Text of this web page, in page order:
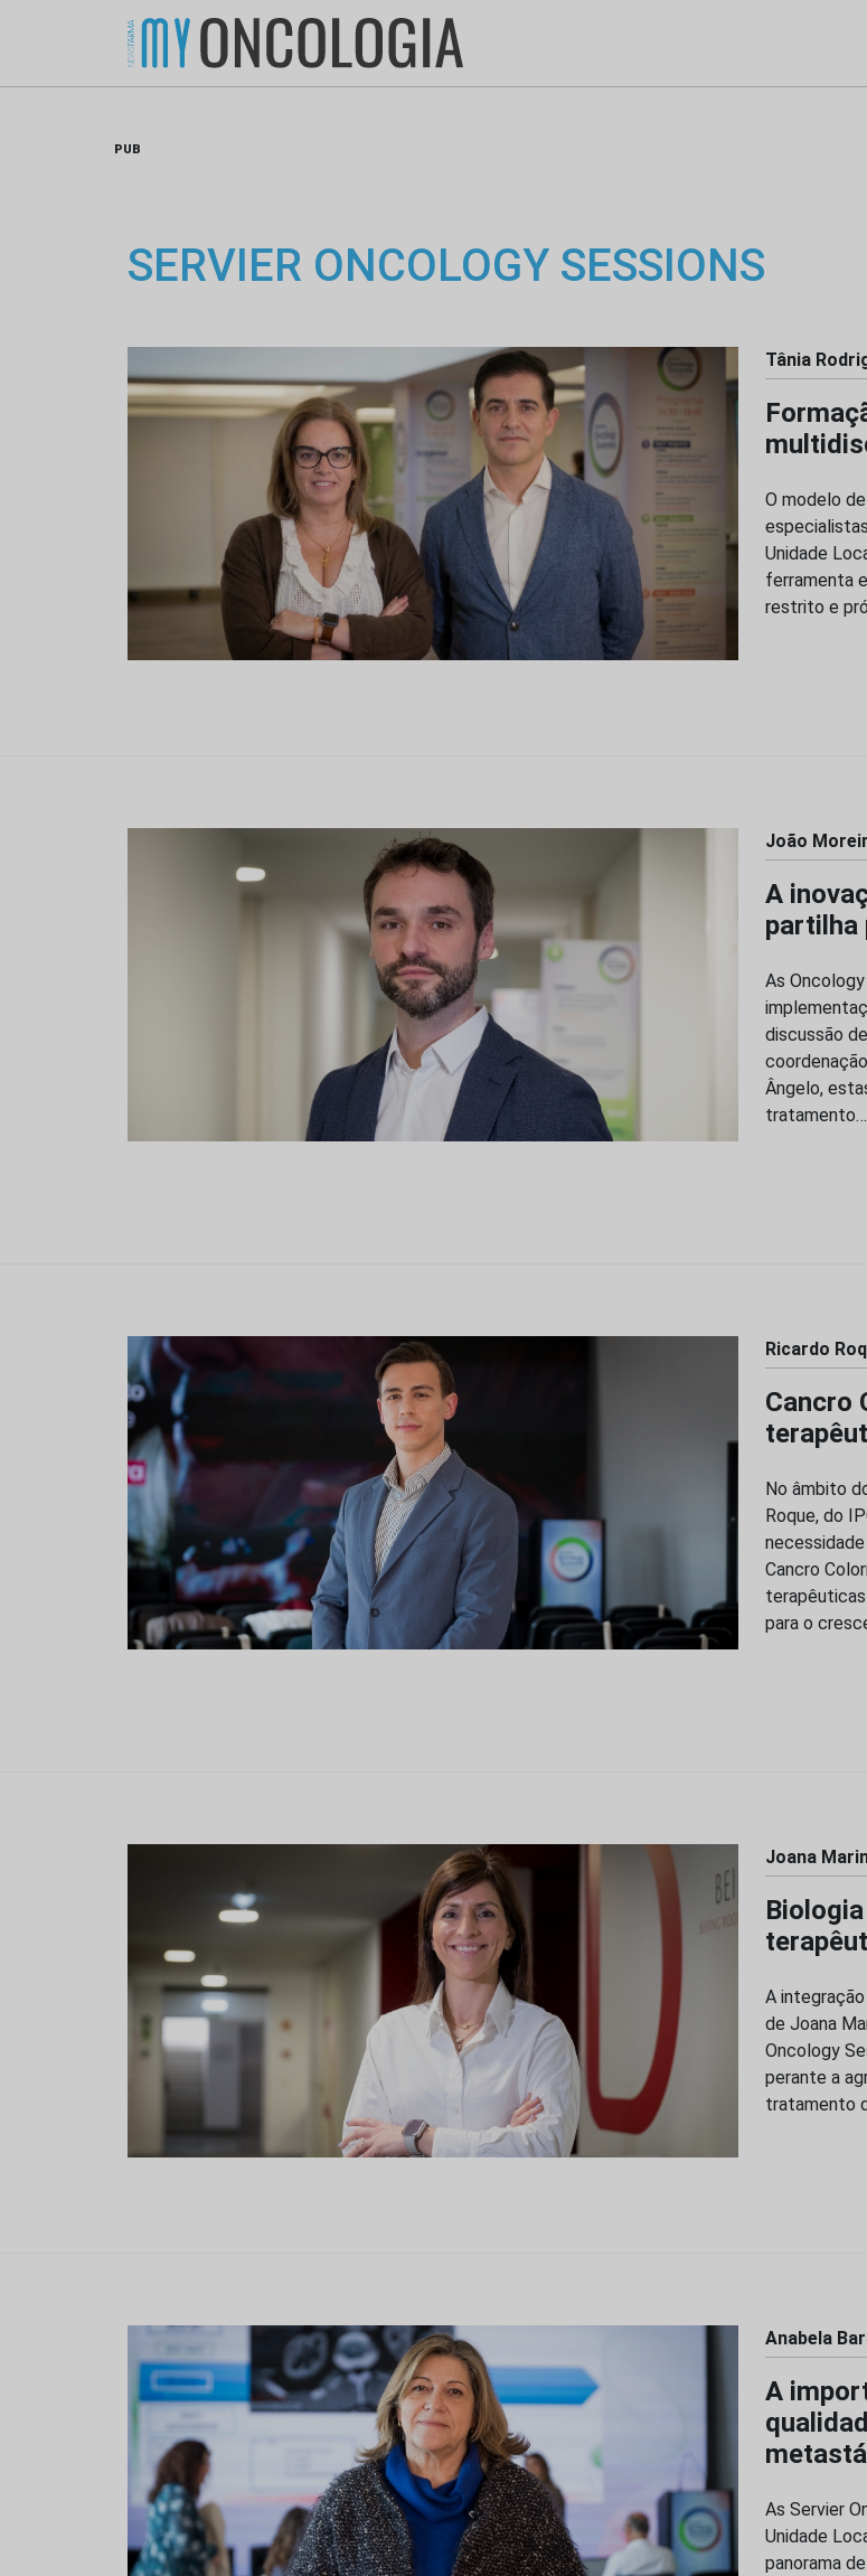
PUB
SERVIER ONCOLOGY SESSIONS
Tânia
O modelo
Unidade
ferramenta
restrito e
João
A
partilha
As
discussão
Ângelo,
tratamento…
Ricardo
Cancro
No âmbito
Roque, do
Cancro
para o
Joana
A
de Joana
Oncology
perante a
tratamento
Anabela
A
As Servier
Unidade
panorama